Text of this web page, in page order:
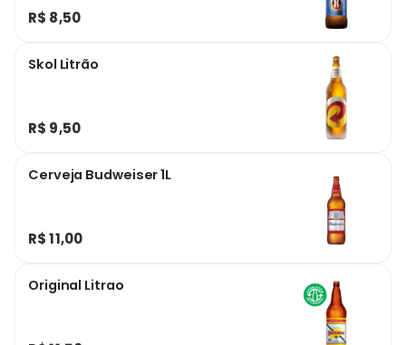
R$ 8,50
Skol Litrão
R$ 9,50
Cerveja Budweiser 1L
R$ 11,00
Original Litrao